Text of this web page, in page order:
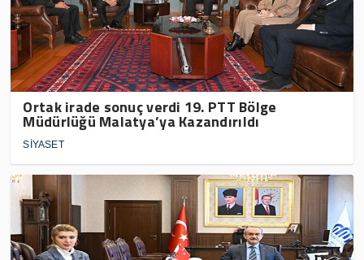
Ortak irade sonuç verdi 19. PTT Bölge
Müdürlüğü Malatya’ya Kazandırıldı
SİYASET